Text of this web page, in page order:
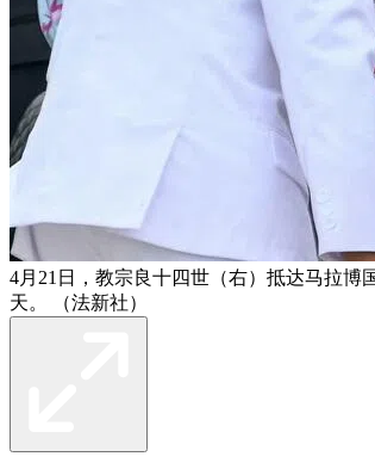
4月21日，教宗良十四世（右）抵达马拉博
天。 （法新社）